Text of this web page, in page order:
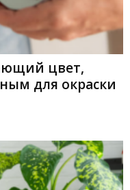
цвет,
для окраски